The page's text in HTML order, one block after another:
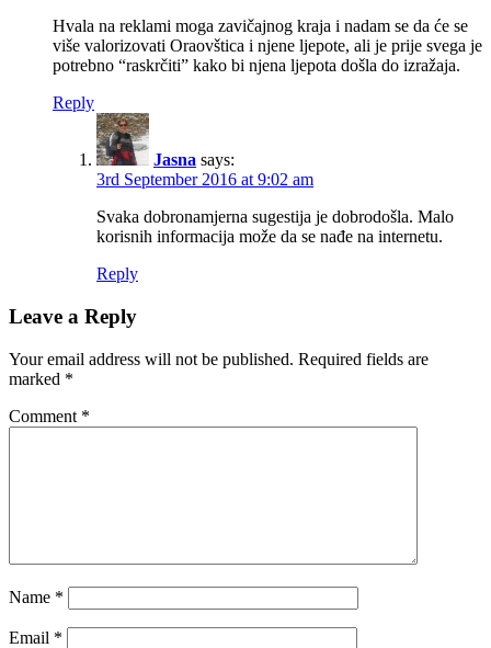
Hvala na reklami moga zavičajnog kraja i nadam se da će se
više valorizovati Oraovštica i njene ljepote, ali je prije svega je
potrebno “raskrčiti” kako bi njena ljepota došla do izražaja.
Reply
Jasna says:
3rd September 2016 at 9:02 am
Svaka dobronamjerna sugestija je dobrodošla. Malo
korisnih informacija može da se nađe na internetu.
Reply
Leave a Reply
Your email address will not be published. Required fields are
marked *
Comment *
Name *
Email *